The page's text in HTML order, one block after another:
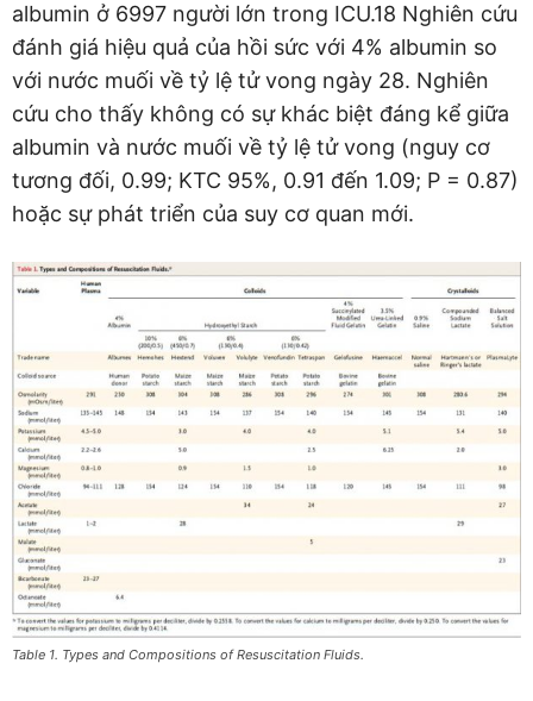
albumin ở 6997 người lớn trong ICU.18 Nghiên cứu
đánh giá hiệu quả của hồi sức với 4% albumin so
với nước muối về tỷ lệ tử vong ngày 28. Nghiên
cứu cho thấy không có sự khác biệt đáng kể giữa
albumin và nước muối về tỷ lệ tử vong (nguy cơ
tương đối, 0.99; KTC 95%, 0.91 đến 1.09; P = 0.87)
hoặc sự phát triển của suy cơ quan mới.
Table 1. Types and Compositions of Resuscitation Fluids.